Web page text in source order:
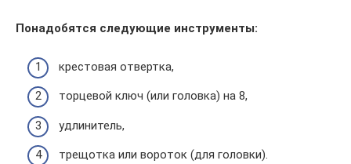
Понадобятся следующие инструменты:
крестовая отвертка,
торцевой ключ (или головка) на 8,
удлинитель,
трещотка или вороток (для головки).